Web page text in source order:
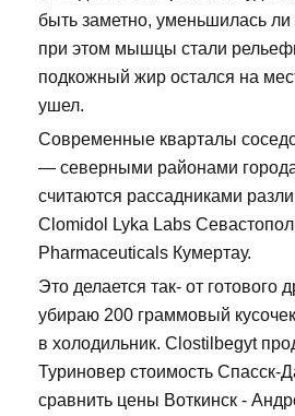
быть заметно, уменьшилась
при этом мышцы стали
подкожный жир остался на
ушел.
Современные кварталы
— северными районами
считаются рассадниками
Clomidol Lyka Labs
Pharmaceuticals Кумертау.
Это делается так- от готового
убираю 200 граммовый
в холодильник. Clostilbegyt
Туриновер стоимость Спасск-
сравнить цены Воткинск -